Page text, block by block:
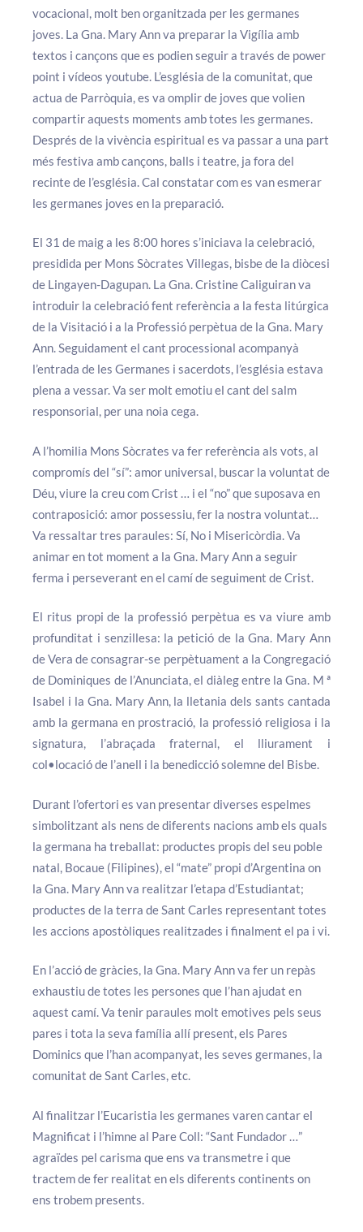
vocacional, molt ben organitzada per les germanes
joves. La Gna. Mary Ann va preparar la Vigília amb
textos i cançons que es podien seguir a través de power
point i vídeos youtube. L’església de la comunitat, que
actua de Parròquia, es va omplir de joves que volien
compartir aquests moments amb totes les germanes.
Després de la vivència espiritual es va passar a una part
més festiva amb cançons, balls i teatre, ja fora del
recinte de l’església. Cal constatar com es van esmerar
les germanes joves en la preparació.
El 31 de maig a les 8:00 hores s’iniciava la celebració,
presidida per Mons Sòcrates Villegas, bisbe de la diòcesi
de Lingayen-Dagupan. La Gna. Cristine Caliguiran va
introduir la celebració fent referència a la festa litúrgica
de la Visitació i a la Professió perpètua de la Gna. Mary
Ann. Seguidament el cant processional acompanyà
l’entrada de les Germanes i sacerdots, l’església estava
plena a vessar. Va ser molt emotiu el cant del salm
responsorial, per una noia cega.
A l’homilia Mons Sòcrates va fer referència als vots, al
compromís del “sí”: amor universal, buscar la voluntat de
Déu, viure la creu com Crist … i el “no” que suposava en
contraposició: amor possessiu, fer la nostra voluntat…
Va ressaltar tres paraules: Sí, No i Misericòrdia. Va
animar en tot moment a la Gna. Mary Ann a seguir
ferma i perseverant en el camí de seguiment de Crist.
El ritus propi de la professió perpètua es va viure amb
profunditat i senzillesa: la petició de la Gna. Mary Ann
de Vera de consagrar-se perpètuament a la Congregació
de Dominiques de l’Anunciata, el diàleg entre la Gna. M ª
Isabel i la Gna. Mary Ann, la lletania dels sants cantada
amb la germana en prostració, la professió religiosa i la
signatura, l’abraçada fraternal, el lliurament i
col•locació de l’anell i la benedicció solemne del Bisbe.
Durant l’ofertori es van presentar diverses espelmes
simbolitzant als nens de diferents nacions amb els quals
la germana ha treballat: productes propis del seu poble
natal, Bocaue (Filipines), el “mate” propi d’Argentina on
la Gna. Mary Ann va realitzar l’etapa d’Estudiantat;
productes de la terra de Sant Carles representant totes
les accions apostòliques realitzades i finalment el pa i vi.
En l’acció de gràcies, la Gna. Mary Ann va fer un repàs
exhaustiu de totes les persones que l’han ajudat en
aquest camí. Va tenir paraules molt emotives pels seus
pares i tota la seva família allí present, els Pares
Dominics que l’han acompanyat, les seves germanes, la
comunitat de Sant Carles, etc.
Al finalitzar l’Eucaristia les germanes varen cantar el
Magnificat i l’himne al Pare Coll: “Sant Fundador …”
agraïdes pel carisma que ens va transmetre i que
tractem de fer realitat en els diferents continents on
ens trobem presents.